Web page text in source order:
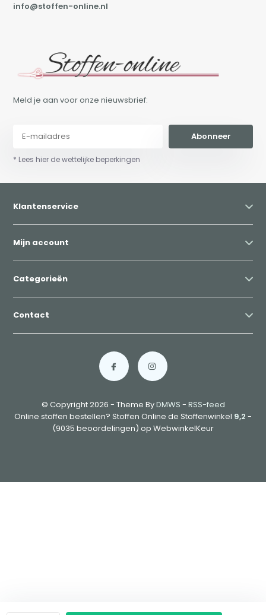
info@stoffen-online.nl
Meld je aan voor onze nieuwsbrief:
Abonneer
* Lees hier de wettelijke beperkingen
Klantenservice
Mijn account
Categorieën
Contact
© Copyright 2026 - Theme ByDMWS - RSS-feed
Online stoffen bestellen? Stoffen Online de Stoffenwinkel 9,2 -
(9035 beoordelingen) op WebwinkelKeur